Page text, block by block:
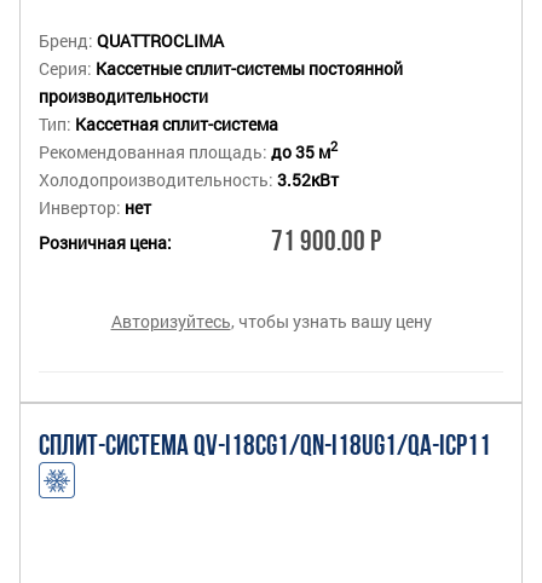
Бренд: QUATTROCLIMA
Серия: Кассетные сплит-системы постоянной
производительности
Тип: Кассетная сплит-система
Рекомендованная площадь: до 35 м2
Холодопроизводительность: 3.52кВт
Инвертор: нет
Розничная цена:
71 900.00 Р
Авторизуйтесь, чтобы узнать вашу цену
СПЛИТ-СИСТЕМА QV-I18CG1/QN-I18UG1/QA-ICP11